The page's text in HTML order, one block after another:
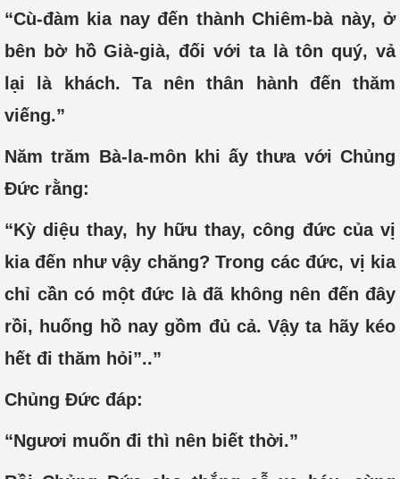
“Cù-đàm kia nay đến thành Chiêm-bà này, ở
bên bờ hồ Già-già, đối với ta là tôn quý, vả
lại là khách. Ta nên thân hành đến thăm
viếng.”
Năm trăm Bà-la-môn khi ấy thưa với Chủng
Đức rằng:
“Kỳ diệu thay, hy hữu thay, công đức của vị
kia đến như vậy chăng? Trong các đức, vị kia
chỉ cần có một đức là đã không nên đến đây
rồi, huống hồ nay gồm đủ cả. Vậy ta hãy kéo
hết đi thăm hỏi”..”
Chủng Đức đáp:
“Ngươi muốn đi thì nên biết thời.”